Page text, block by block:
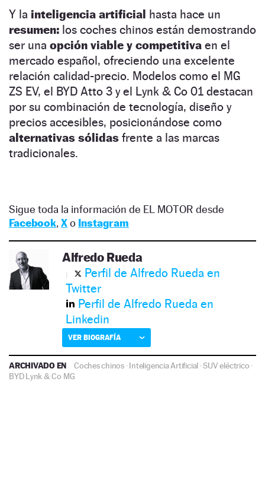
Y la inteligencia artificial hasta hace un
resumen: los coches chinos están demostrando
ser una opción viable y competitiva en el
mercado español, ofreciendo una excelente
relación calidad-precio. Modelos como el MG
ZS EV, el BYD Atto 3 y el Lynk & Co 01 destacan
por su combinación de tecnología, diseño y
precios accesibles, posicionándose como
alternativas sólidas frente a las marcas
tradicionales.
Sigue toda la información de EL MOTOR desde
Facebook, Xo Instagram
Alfredo Rueda
Perfil de Alfredo Rueda en
Twitter
Perfil de Alfredo Rueda en
Linkedin
VER BIOGRAFÍA
ARCHIVADO EN Coches chinos ·Inteligencia Artificial ·SUV eléctrico ·
BYD Lynk & Co MG